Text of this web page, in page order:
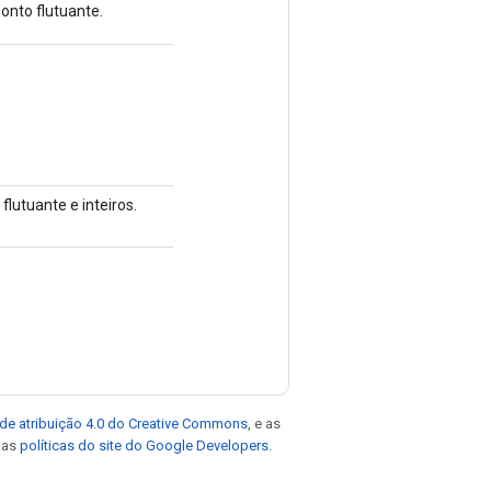
flutuante.
e inteiros.
atribuição 4.0 do Creative Commons , e as
políticas do site do Google Developers